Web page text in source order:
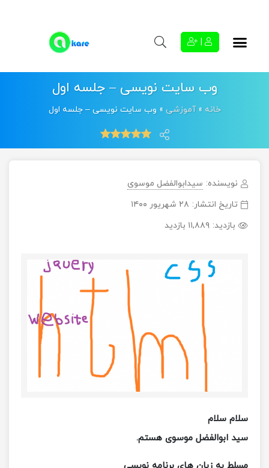
وب سایت نویسی – جلسه اول
خانه »آموزشی »وب سایت نویسی – جلسه اول
نویسنده: سیدابوالفضل موسوی
تاریخ انتشار: ۲۸ شهریور ۱۴۰۰
بازدید: ۱۱,۸۸۹ بازدید
سلام سلام
سید ابوالفضل موسوی هستم.